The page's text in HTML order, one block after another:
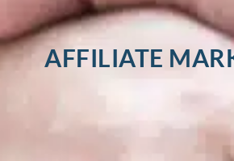
AFFILIATE